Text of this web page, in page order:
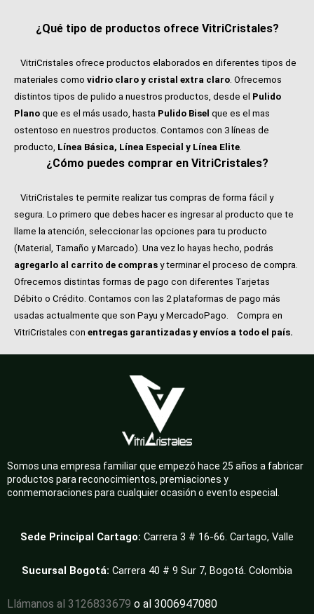
¿Qué tipo de productos ofrece VitriCristales?
VitriCristales ofrece productos elaborados en diferentes tipos de
materiales como vidrio claro y cristal extra claro. Ofrecemos
distintos tipos de pulido a nuestros productos, desde el Pulido
Plano que es el más usado, hasta Pulido Bisel que es el mas
ostentoso en nuestros productos. Contamos con 3 líneas de
producto, Línea Básica, Línea Especial y Línea Elite.
¿Cómo puedes comprar en VitriCristales?
VitriCristales te permite realizar tus compras de forma fácil y
segura. Lo primero que debes hacer es ingresar al producto que te
llame la atención, seleccionar las opciones para tu producto
(Material, Tamaño y Marcado). Una vez lo hayas hecho, podrás
agregarlo al carrito de compras y terminar el proceso de compra.
Ofrecemos distintas formas de pago con diferentes Tarjetas
Débito o Crédito. Contamos con las 2 plataformas de pago más
usadas actualmente que son Payu y MercadoPago.
Compra en
VitriCristales con entregas garantizadas y envíos a todo el país.
Somos una empresa familiar que empezó hace 25 años a fabricar
productos para reconocimientos, premiaciones y
conmemoraciones para cualquier ocasión o evento especial.
Sede Principal Cartago: Carrera 3 # 16-66. Cartago, Valle
Sucursal Bogotá: Carrera 40 # 9 Sur 7, Bogotá. Colombia
Llámanos al 3126833679 o al 3006947080